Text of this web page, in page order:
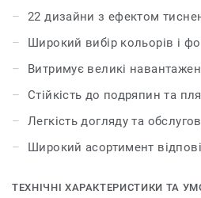
55 & 55 Plus розсуває межі
дозволяє створити інтер’єр
пропонує 22 декори, які мають
технологія, яка відтворює
22 дизайни з ефектом
Широкий вибір кольорів і
Витримує великі
Стійкість до подряпин та
Легкість догляду та
Широкий асортимент
ТЕХНІЧНІ ХАРАКТЕРИСТИКИ ТА